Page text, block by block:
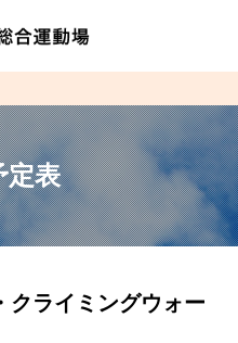
定表
ライミングウォー